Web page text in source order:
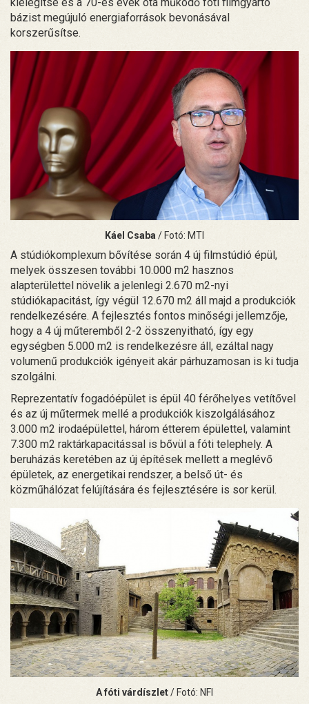
bázist megújuló energiaforrások bevonásával
korszerűsítse.
Káel Csaba / Fotó: MTI
A stúdiókomplexum bővítése során 4 új filmstúdió épül,
melyek összesen további 10.000 m2 hasznos
alapterülettel növelik a jelenlegi 2.670 m2-nyi
stúdiókapacitást, így végül 12.670 m2 áll majd a produkciók
rendelkezésére. A fejlesztés fontos minőségi jellemzője,
hogy a 4 új műteremből 2-2 összenyitható, így egy
egységben 5.000 m2 is rendelkezésre áll, ezáltal nagy
volumenű produkciók igényeit akár párhuzamosan is ki tudja
szolgálni.
Reprezentatív fogadóépület is épül 40 férőhelyes vetítővel
és az új műtermek mellé a produkciók kiszolgálásához
3.000 m2 irodaépülettel, három étterem épülettel, valamint
7.300 m2 raktárkapacitással is bővül a fóti telephely. A
beruházás keretében az új építések mellett a meglévő
épületek, az energetikai rendszer, a belső út- és
közműhálózat felújítására és fejlesztésére is sor kerül.
A fóti várdíszlet/ Fotó: NFI